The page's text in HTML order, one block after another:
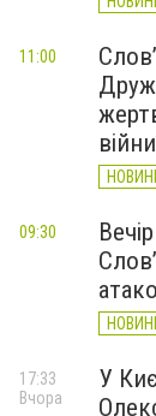
11:00
09:30
У
17:33
Вчора